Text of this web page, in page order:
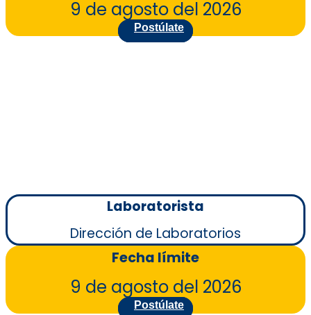
9 de agosto del 2026
Postúlate
Laboratorista
Dirección de Laboratorios
Fecha límite
9 de agosto del 2026
Postúlate